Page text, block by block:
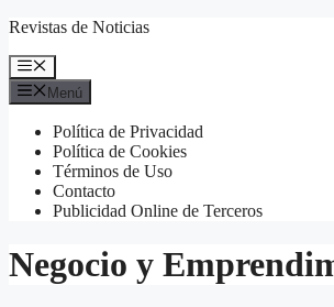
Saltar
contenido
Revistas de Noticias
Menú
Menú
Política de Privacidad
Política de Cookies
Términos de Uso
Contacto
Publicidad Online de Terceros
Negocio y